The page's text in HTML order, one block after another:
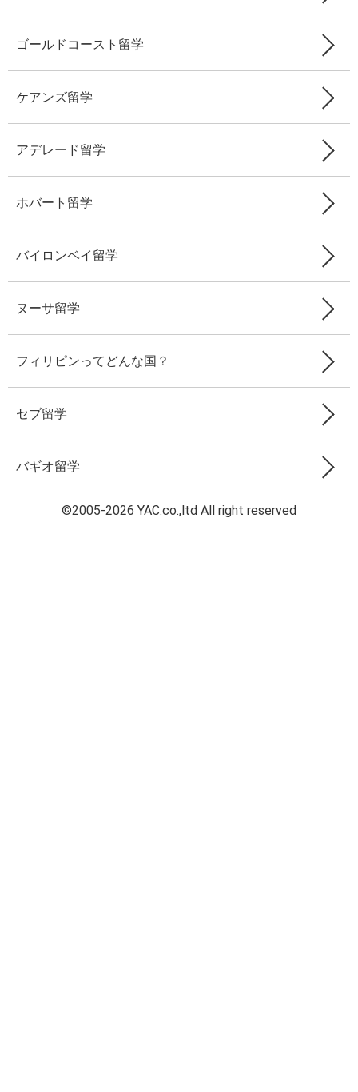
ゴールドコースト留学
ケアンズ留学
アデレード留学
ホバート留学
バイロンベイ留学
ヌーサ留学
フィリピンってどんな国？
セブ留学
バギオ留学
©2005-2026 YAC.co.,ltd All right reserved